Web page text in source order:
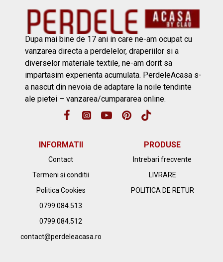
Dupa mai bine de 17 ani in care ne-am ocupat cu
vanzarea directa a perdelelor, draperiilor si a
diverselor materiale textile, ne-am dorit sa
impartasim experienta acumulata. PerdeleAcasa s-
a nascut din nevoia de adaptare la noile tendinte
ale pietei – vanzarea/cumpararea online.
INFORMATII
Contact
Termeni si conditii
Politica Cookies
0799.084.513
0799.084.512
contact@perdeleacasa.ro
PRODUSE
Intrebari frecvente
LIVRARE
POLITICA DE RETUR